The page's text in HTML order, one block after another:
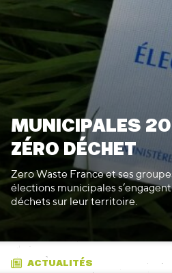
MUNICIPALES
ZÉRO DÉCHET
Zero Waste France et ses
élections municipales
déchets sur leur territoire.
ACTUALITÉS